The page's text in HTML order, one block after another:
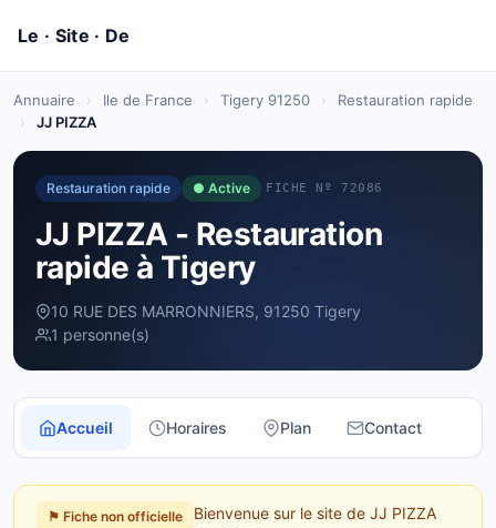
Annuaire › Ile de France › Tigery 91250 ›
Restauration rapide
›
JJ PIZZA
Restauration rapide ● Active FICHE Nº 72086
JJ PIZZA - Restauration
rapide à Tigery
10 RUE DES MARRONNIERS, 91250 Tigery
1 personne(s)
Accueil Horaires Plan Contact
⚑ Fiche non officielle
Bienvenue sur le site de JJ PIZZA